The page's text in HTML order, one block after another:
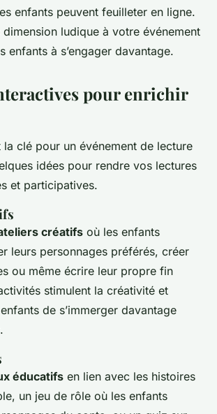
enfants peuvent feuilleter en ligne.
dimension ludique à votre événement
enfants à s’engager davantage.
pour enrichir
la clé pour un événement de lecture
idées pour rendre vos lectures
et participatives.
créatifs où les enfants
leurs personnages préférés, créer
ou même écrire leur propre fin
stimulent la créativité et
de s’immerger davantage
éducatifs en lien avec les histoires
un jeu de rôle où les enfants